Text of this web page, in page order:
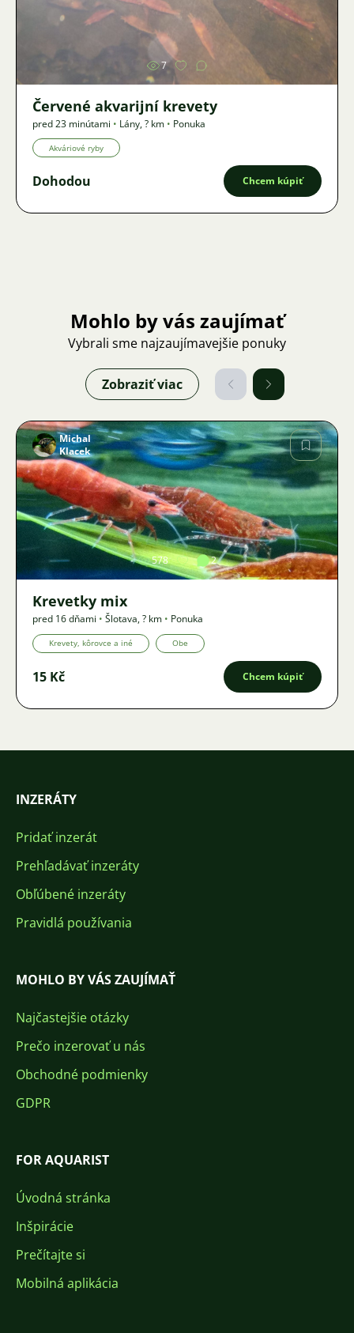
Obrázok
7
Červené akvarijní krevety
pred 23 minútami • Lány,? km • Ponuka
Akváriové ryby
Dohodou Chcem kúpiť
Mohlo by vás zaujímať
Vybrali sme najzaujímavejšie ponuky
Zobraziť viac
Obrázok
Michal
Klacek
578 2
Krevetky mix
pred 16 dňami • Šlotava,? km • Ponuka
Krevety, kôrovce a iné Obe
15 Kč Chcem kúpiť
INZERÁTY
Pridať inzerát
Prehľadávať inzeráty
Obľúbené inzeráty
Pravidlá používania
MOHLO BY VÁS ZAUJÍMAŤ
Najčastejšie otázky
Prečo inzerovať u nás
Obchodné podmienky
GDPR
FOR AQUARIST
Úvodná stránka
Inšpirácie
Prečítajte si
Mobilná aplikácia